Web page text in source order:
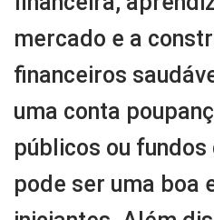
mercado e a
financeiros
uma conta
públicos ou
pode ser uma boa